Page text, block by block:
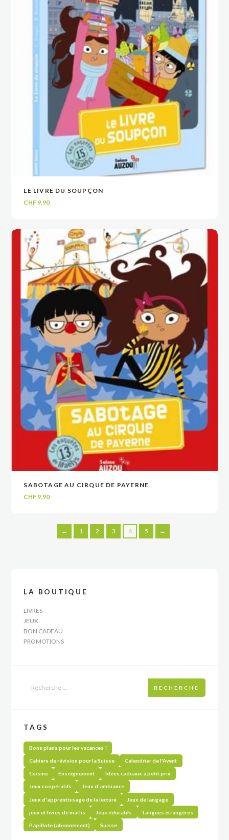
LE LIVRE DU SOUPÇON
CHF 9.90
SABOTAGE AU CIRQUE DE PAYERNE
CHF 9.90
← 1 2 3 4 5 →
LA BOUTIQUE
LIVRES
JEUX
BON CADEAU
PROMOTIONS
RECHERCHE
TAGS
Bons plans pour les vacances !
Cahiers de révision pour la Suisse Calendrier de l'Avent
Cuisine Enseignement Idées cadeaux à petit prix
Jeux coopératifs Jeux d'ambiance
Jeux d'apprentissage de la lecture Jeux de langage
jeux et livres de maths Jeux éducatifs Langues étrangères
Papillote (abonnement) Suisse